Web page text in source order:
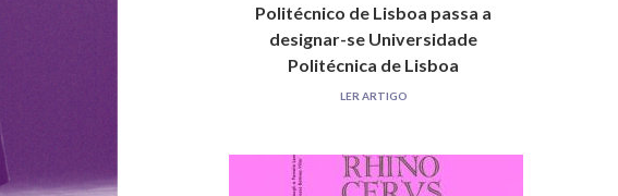
Politécnico de Lisboa passa a
designar-se Universidade
Politécnica de Lisboa
LER ARTIGO